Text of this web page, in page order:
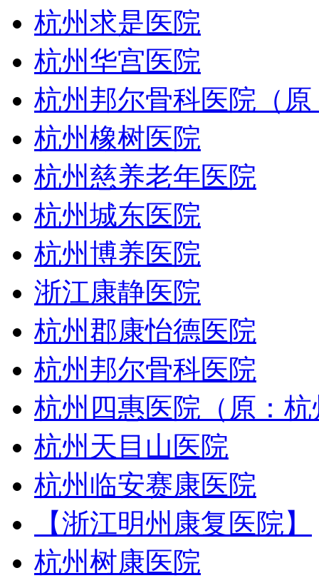
杭州求是医院
杭州华宫医院
杭州邦尔骨科医院（
杭州橡树医院
杭州慈养老年医院
杭州城东医院
杭州博养医院
浙江康静医院
杭州郡康怡德医院
杭州邦尔骨科医院
杭州四惠医院（原：
杭州天目山医院
杭州临安赛康医院
【浙江明州康复医院】
杭州树康医院